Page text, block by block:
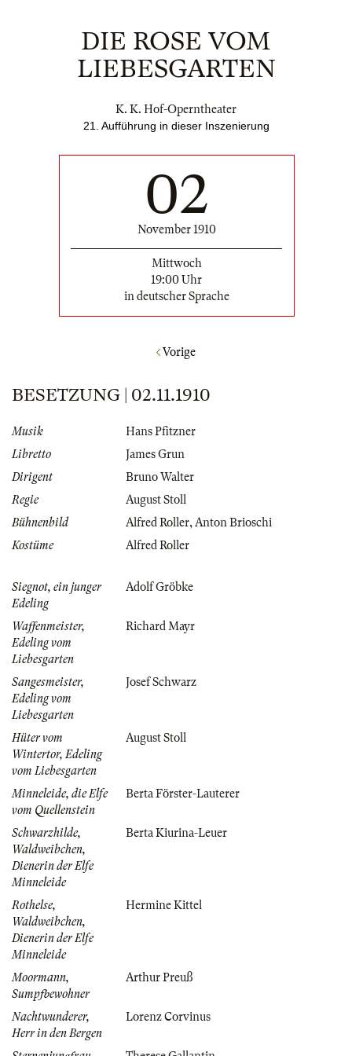
DIE ROSE VOM
LIEBESGARTEN
K. K. Hof-Operntheater
21. Aufführung in dieser Inszenierung
02
November 1910
Mittwoch
19:00 Uhr
in deutscher Sprache
Vorige
BESETZUNG | 02.11.1910
Musik
Hans Pfitzner
Libretto
James Grun
Dirigent
Bruno Walter
Regie
August Stoll
Bühnenbild
Alfred Roller,Anton Brioschi
Kostüme
Alfred Roller
Siegnot, ein junger
Edeling
Adolf Gröbke
Waffenmeister,
Edeling vom
Liebesgarten
Richard Mayr
Sangesmeister,
Edeling vom
Liebesgarten
Josef Schwarz
Hüter vom
Wintertor, Edeling
vom Liebesgarten
August Stoll
Minneleide, die Elfe
vom Quellenstein
Berta Förster-Lauterer
Schwarzhilde,
Waldweibchen,
Dienerin der Elfe
Minneleide
Berta Kiurina-Leuer
Rothelse,
Waldweibchen,
Dienerin der Elfe
Minneleide
Hermine Kittel
Moormann,
Sumpfbewohner
Arthur Preuß
Nachtwunderer,
Herr in den Bergen
Lorenz Corvinus